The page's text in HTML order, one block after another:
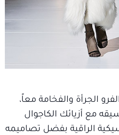
الجرأة والفخامة معاً،
مع أزيائك الكاجوال
الراقية بفضل تصاميمه